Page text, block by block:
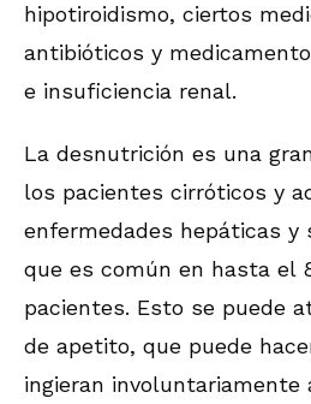
hipotiroidismo, ciertos
antibióticos y
e insuficiencia renal.
La desnutrición es una
los pacientes cirróticos y
enfermedades hepáticas y
que es común en hasta el
pacientes. Esto se puede
de apetito, que puede
ingieran involuntariamente